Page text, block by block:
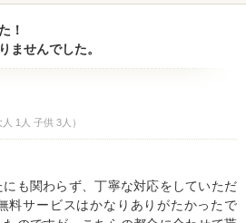
！
ませんでした。
人 1人 子供 3人）
も関わらず、丁寧な対応をしていただ
料サービスはかなりありがたかったで